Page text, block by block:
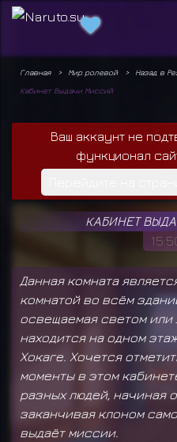
Главная Мир ролевой
Назад в
Кабинет Выдачи Миссий
Ваш аккаунт не
функционал
КАБИНЕТ
Данная комната
комнатой во всём
освещаемая светом или
находится на одном
Хокаге. Хочется
моменты в этом
разных людей, начиная
заканчивая клоном
выдаёт миссии.